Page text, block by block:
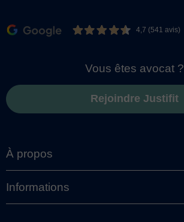
4,7 (541 avis)
Vous êtes avocat ?
Rejoindre Justifit
À propos
Informations